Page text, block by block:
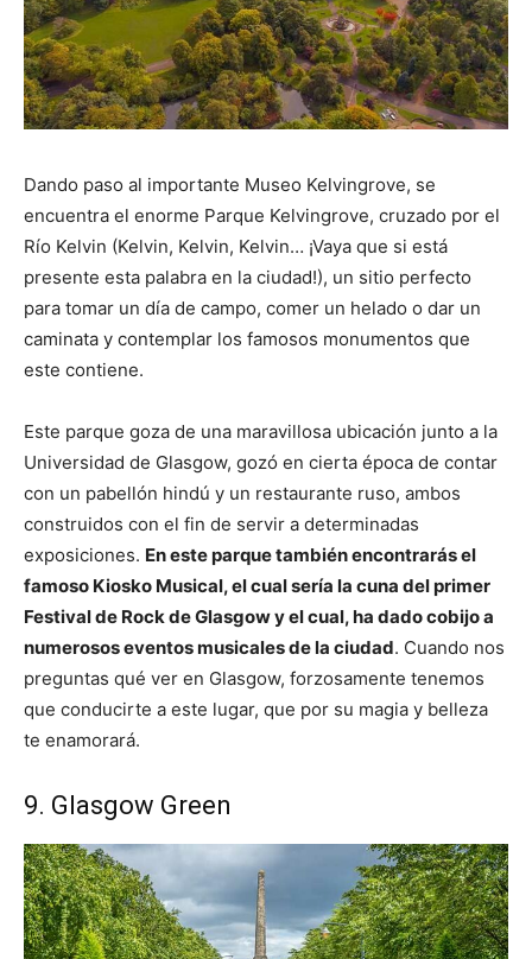
Dando paso al importante Museo Kelvingrove, se
encuentra el enorme Parque Kelvingrove, cruzado por el
Río Kelvin (Kelvin, Kelvin, Kelvin… ¡Vaya que si está
presente esta palabra en la ciudad!), un sitio perfecto
para tomar un día de campo, comer un helado o dar un
caminata y contemplar los famosos monumentos que
este contiene.
Este parque goza de una maravillosa ubicación junto a la
Universidad de Glasgow, gozó en cierta época de contar
con un pabellón hindú y un restaurante ruso, ambos
construidos con el fin de servir a determinadas
exposiciones. En este parque también encontrarás el
famoso Kiosko Musical, el cual sería la cuna del primer
Festival de Rock de Glasgow y el cual, ha dado cobijo a
numerosos eventos musicales de la ciudad. Cuando nos
preguntas qué ver en Glasgow, forzosamente tenemos
que conducirte a este lugar, que por su magia y belleza
te enamorará.
9. Glasgow Green